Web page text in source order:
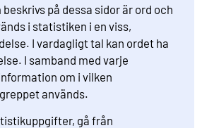
beskrivs på dessa sidor är ord och
i statistiken i en viss,
I vardagligt tal kan ordet ha
I samband med varje
om i vilken
används.
gå från